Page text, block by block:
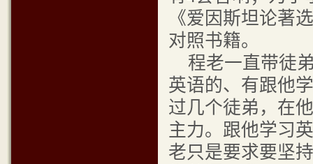
《爱因斯坦论著
对照书籍
程老一直带徒
英语的、有跟他
过几个徒弟，在
主力。跟他学习
老只是要求要坚